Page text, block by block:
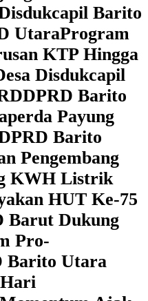
Barito
UtaraProgram
KTP Hingga
Disdukcapil
DPRD Barito
Payung
Barito
Pengembang
KWH Listrik
HUT Ke-75
Barut Dukung
Pro-
Barito Utara